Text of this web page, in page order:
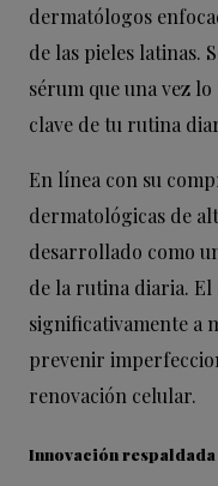
dermatólogos
de las pieles latinas.
sérum que una vez
clave de tu rutina
En línea con su
dermatológicas de
desarrollado como
de la rutina diaria.
significativamente a
prevenir
renovación celular.
Innovación